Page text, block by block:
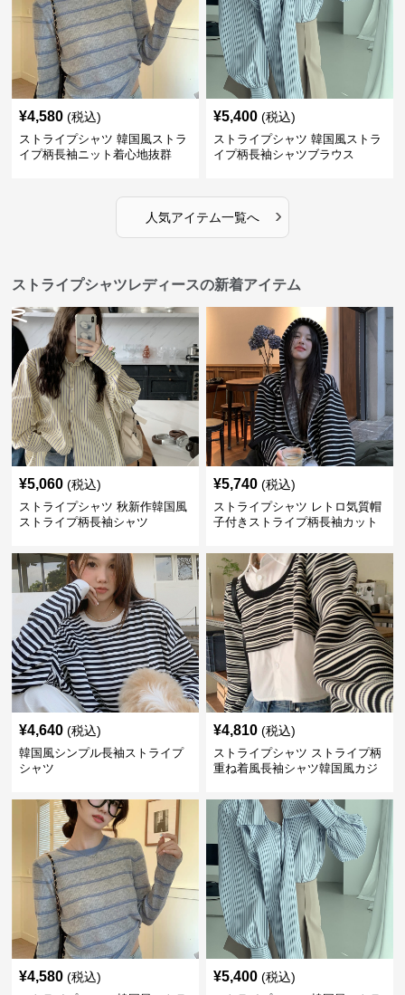
¥4,580 (税込)
ストライプシャツ 韓国風ストラ
イプ柄長袖ニット着心地抜群
¥5,400 (税込)
ストライプシャツ 韓国風ストラ
イプ柄長袖シャツブラウス
人気アイテム一覧へ ›
ストライプシャツレディースの新着アイテム
¥5,060 (税込)
ストライプシャツ 秋新作韓国風
ストライプ柄長袖シャツ
¥5,740 (税込)
ストライプシャツ レトロ気質帽
子付きストライプ柄長袖カット
¥4,640 (税込)
韓国風シンプル長袖ストライプ
シャツ
¥4,810 (税込)
ストライプシャツ ストライプ柄
重ね着風長袖シャツ韓国風カジ
¥4,580 (税込) ¥5,400 (税込)